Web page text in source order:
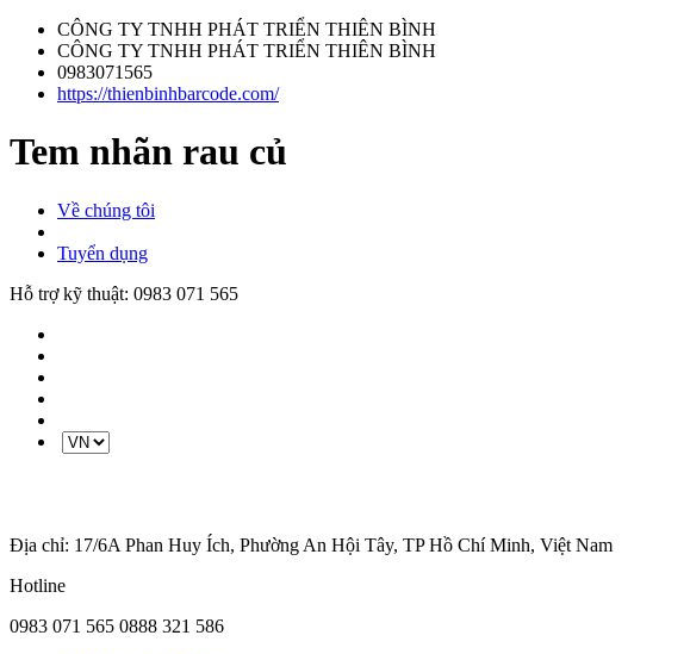
CÔNG TY TNHH PHÁT TRIỂN THIÊN BÌNH
CÔNG TY TNHH PHÁT TRIỂN THIÊN BÌNH
0983071565
https://thienbinhbarcode.com/
Tem nhãn rau củ
Về chúng tôi
Tuyển dụng
Hỗ trợ kỹ thuật: 0983 071 565
Địa chỉ: 17/6A Phan Huy Ích, Phường An Hội Tây, TP Hồ Chí Minh, Việt Nam
Hotline
0983 071 565 0888 321 586